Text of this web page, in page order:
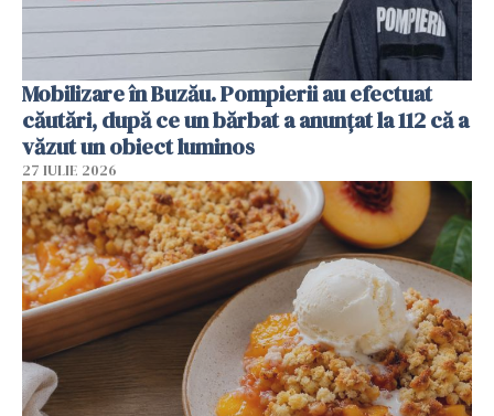
Mobilizare în Buzău. Pompierii au efectuat
căutări, după ce un bărbat a anunțat la 112 că a
văzut un obiect luminos
27 IULIE 2026